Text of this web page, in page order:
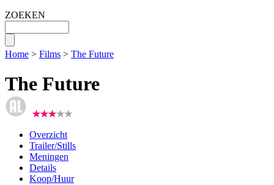
ZOEKEN
Home > Films > The Future
The Future
Overzicht
Trailer/Stills
Meningen
Details
Koop/Huur